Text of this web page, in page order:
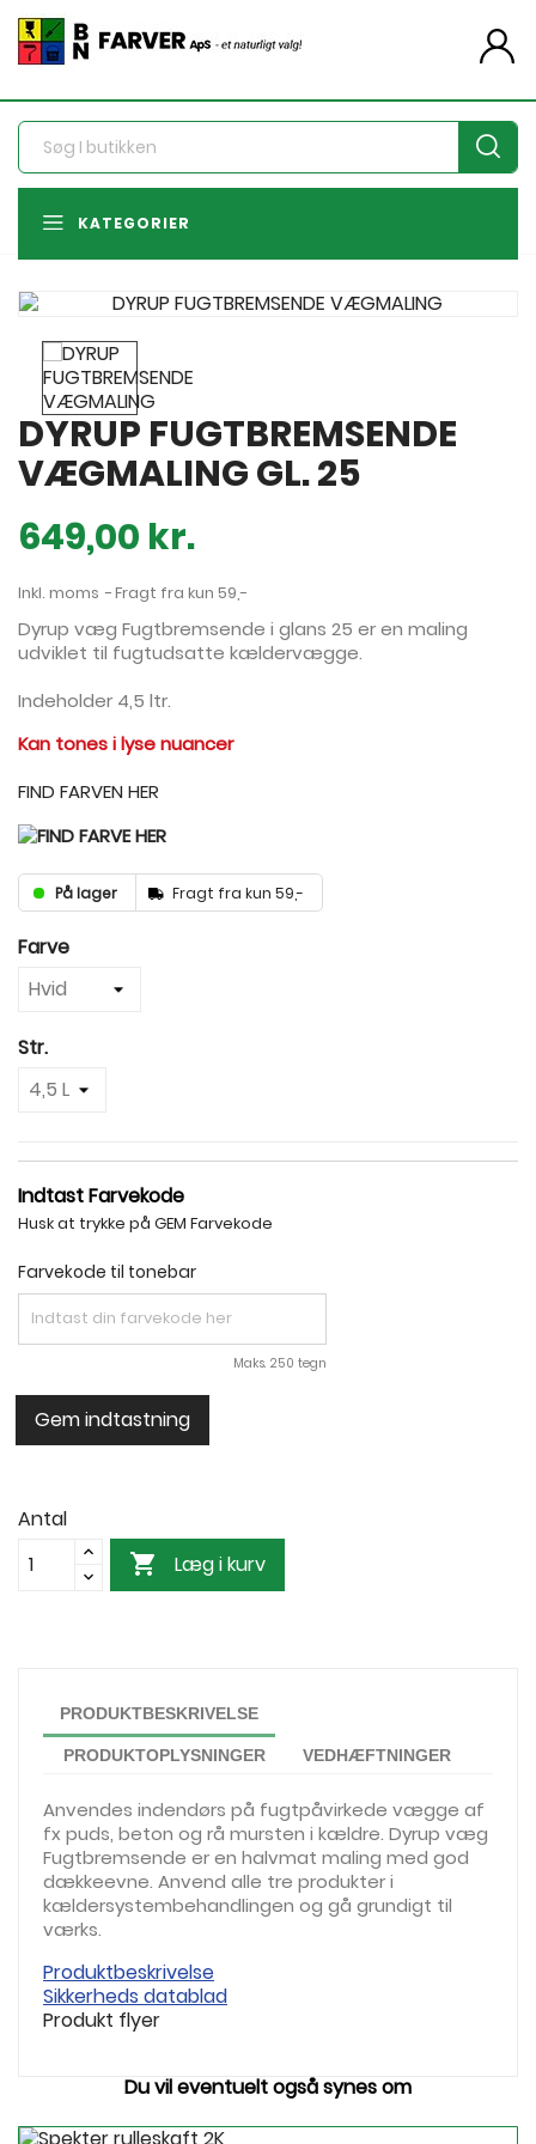
person
KATEGORIER
DYRUP FUGTBREMSENDE
VÆGMALING GL. 25
649,00 kr.
Inkl. moms Fragt fra kun 59,-
Dyrup væg Fugtbremsende i glans 25 er en maling
udviklet til fugtudsatte kældervægge.
Indeholder 4,5 ltr.
Kan tones i lyse nuancer
FIND FARVEN HER
På lager Fragt fra kun 59,-
Farve
Str.
Indtast Farvekode
Husk at trykke på GEM Farvekode
Farvekode til tonebar
Maks. 250 tegn
Gem indtastning
Antal
 Læg i kurv
PRODUKTBESKRIVELSE
PRODUKTOPLYSNINGER VEDHÆFTNINGER
Anvendes indendørs på fugtpåvirkede vægge af
fx puds, beton og rå mursten i kældre. Dyrup væg
Fugtbremsende er en halvmat maling med god
dækkeevne. Anvend alle tre produkter i
kældersystembehandlingen og gå grundigt til
værks.
Produktbeskrivelse
Sikkerheds datablad
Produkt flyer
Du vil eventuelt også synes om